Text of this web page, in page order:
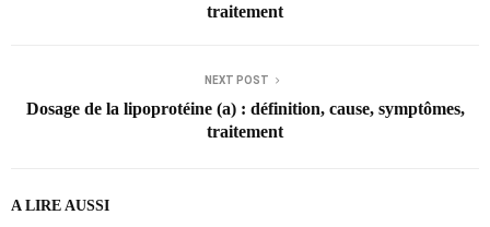
traitement
NEXT POST
Dosage de la lipoprotéine (a) : définition, cause, symptômes,
traitement
A LIRE AUSSI